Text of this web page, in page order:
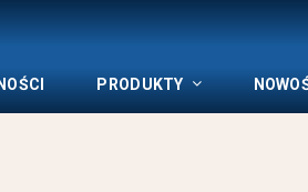
PRODUKTY